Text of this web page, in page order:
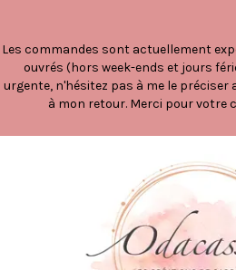
Les commandes sont actuellement
ouvrés (hors week-ends et jours
urgente, n'hésitez pas à me le préciser
à mon retour. Merci pour votre